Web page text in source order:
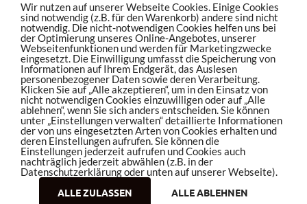
Wir nutzen auf unserer Webseite Cookies. Einige Cookies
sind notwendig (z.B. für den Warenkorb) andere sind nicht
notwendig. Die nicht-notwendigen Cookies helfen uns bei
der Optimierung unseres Online-Angebotes, unserer
Webseitenfunktionen und werden für Marketingzwecke
eingesetzt. Die Einwilligung umfasst die Speicherung von
Informationen auf Ihrem Endgerät, das Auslesen
personenbezogener Daten sowie deren Verarbeitung.
Klicken Sie auf „Alle akzeptieren“, um in den Einsatz von
nicht notwendigen Cookies einzuwilligen oder auf „Alle
ablehnen“, wenn Sie sich anders entscheiden. Sie können
unter „Einstellungen verwalten“ detaillierte Informationen
der von uns eingesetzten Arten von Cookies erhalten und
deren Einstellungen aufrufen. Sie können die
Einstellungen jederzeit aufrufen und Cookies auch
nachträglich jederzeit abwählen (z.B. in der
Datenschutzerklärung oder unten auf unserer Webseite).
ALLE ZULASSEN
ALLE ABLEHNEN